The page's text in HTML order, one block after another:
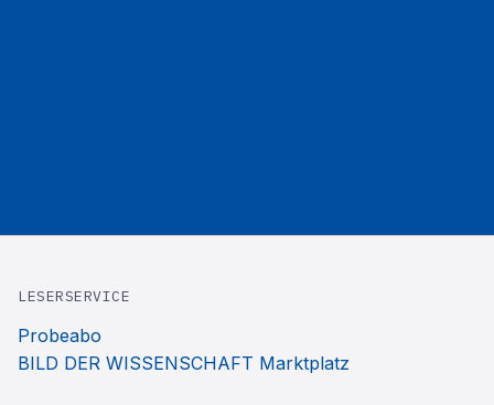
LESERSERVICE
Probeabo
BILD DER WISSENSCHAFT Marktplatz